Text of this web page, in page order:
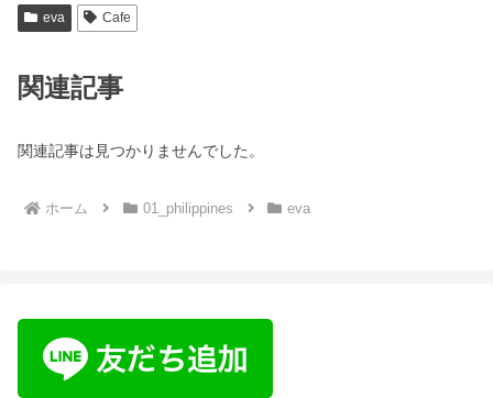
eva Cafe
関連記事
関連記事は見つかりませんでした。
ホーム 01_philippines eva